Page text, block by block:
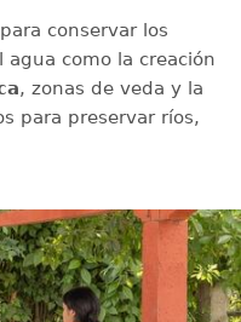
conservar los
agua como la creación
, zonas de veda y la
para preservar ríos,